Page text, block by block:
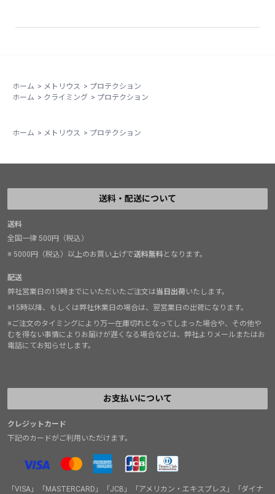
ホーム > メトリウス > プロテクション
ホーム > クライミング > プロテクション
ホーム > メトリウス > プロテクション
送料・配送について
送料
全国一律 500円（税込）
※ 5000円（税込）以上のお買い上げで送料無料となります。
配送
弊社営業日の15時までにいただいたご注文は当日出荷いたします。
※15時以降、もしくは弊社休業日の場合は、翌営業日の出荷になります。
※ご注文のタイミングにより万一在庫切れとなってしまった場合や、その他や
むを得ない事情によりお届けが遅くなる場合などは、弊社よりメールまたはお
電話にてお知らせします。
お支払いについて
クレジットカード
下記のカードがご利用いただけます。
「VISA」「MASTERCARD」「JCB」「アメリカン・エキスプレス」「ダイナ